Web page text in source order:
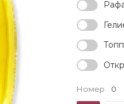
Номер 0